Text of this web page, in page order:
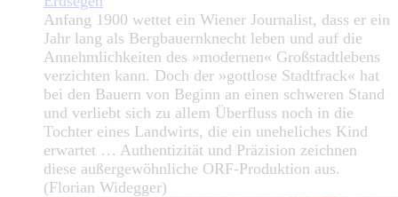
Anfang 1900 wettet ein Wiener Journalist, dass er ein
Jahr lang als Bergbauernknecht leben und auf die
Annehmlichkeiten des »modernen« Großstadtlebens
verzichten kann. Doch der »gottlose Stadtfrack« hat
bei den Bauern von Beginn an einen schweren Stand
und verliebt sich zu allem Überfluss noch in die
Tochter eines Landwirts, die ein uneheliches Kind
erwartet … Authentizität und Präzision zeichnen
diese außergewöhnliche ORF-Produktion aus.
(Florian Widegger)